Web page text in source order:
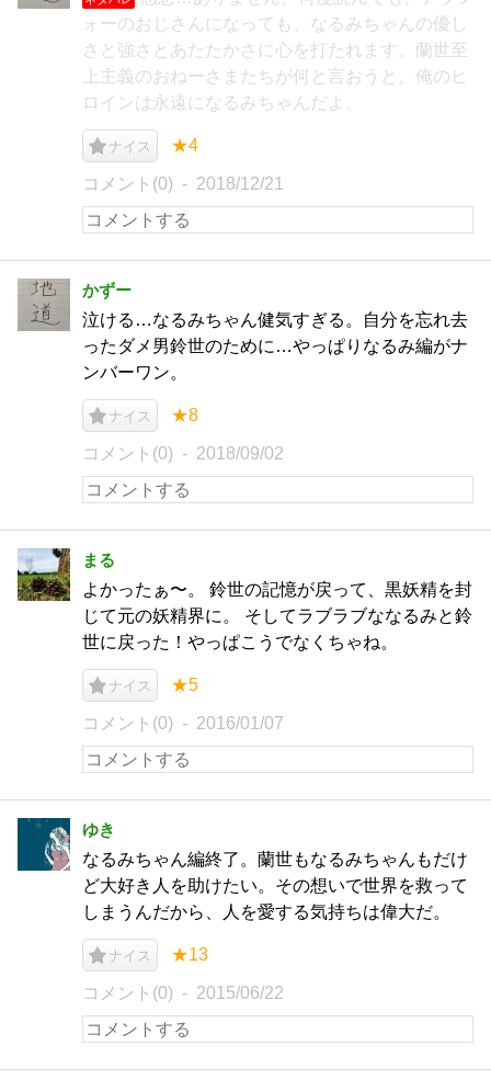
ォーのおじさんになっても、なるみちゃんの優し
さと強さとあたたかさに心を打たれます。蘭世至
上主義のおねーさまたちが何と言おうと、俺のヒ
ロインは永遠になるみちゃんだよ。
ナイス ★4
コメント(0) 2018/12/21
かずー
泣ける…なるみちゃん健気すぎる。自分を忘れ去
ったダメ男鈴世のために…やっぱりなるみ編がナ
ンバーワン。
ナイス ★8
コメント(0) 2018/09/02
まる
よかったぁ〜。 鈴世の記憶が戻って、黒妖精を封
じて元の妖精界に。 そしてラブラブななるみと鈴
世に戻った！やっぱこうでなくちゃね。
ナイス ★5
コメント(0) 2016/01/07
ゆき
なるみちゃん編終了。蘭世もなるみちゃんもだけ
ど大好き人を助けたい。その想いで世界を救って
しまうんだから、人を愛する気持ちは偉大だ。
ナイス ★13
コメント(0) 2015/06/22